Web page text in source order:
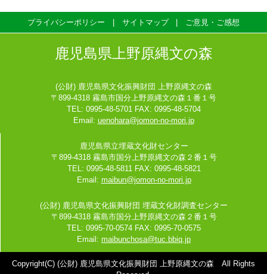
プライバシーポリシー サイトマップ ご意見・ご感想
鹿児島県上野原縄文の森
(公財) 鹿児島県文化振興財団 上野原縄文の森
〒899-4318 霧島市国分上野原縄文の森１番１号
TEL: 0995-48-5701 FAX: 0995-48-5704
Email: uenohara@jomon-no-mori.jp
鹿児島県立埋蔵文化財センター
〒899-4318 霧島市国分上野原縄文の森２番１号
TEL: 0995-48-5811 FAX: 0995-48-5821
Email: maibun@jomon-no-mori.jp
(公財) 鹿児島県文化振興財団 埋蔵文化財調査センター
〒899-4318 霧島市国分上野原縄文の森２番１号
TEL: 0995-70-0574 FAX: 0995-70-0575
Email: maibunchosa@tuc.bbiq.jp
Copyright(C) (公財) 鹿児島県文化振興財団 上野原縄文の森 All Rights